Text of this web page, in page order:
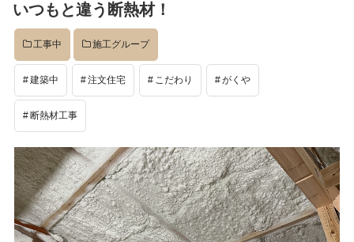
日:
いつもと違う断熱材！
工事中 施工グループ
建築中 注文住宅 こだわり がくや
断熱材工事